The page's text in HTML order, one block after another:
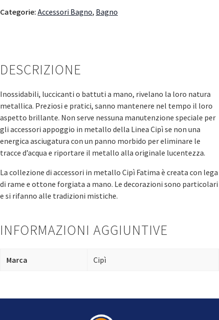
Categorie: Accessori Bagno, Bagno
DESCRIZIONE
Inossidabili, luccicanti o battuti a mano, rivelano la loro natura
metallica. Preziosi e pratici, sanno mantenere nel tempo il loro
aspetto brillante. Non serve nessuna manutenzione speciale per
gli accessori appoggio in metallo della Linea Cipì se non una
energica asciugatura con un panno morbido per eliminare le
tracce d’acqua e riportare il metallo alla originale lucentezza.
La collezione di accessori in metallo Cipì Fatima è creata con lega
di rame e ottone forgiata a mano. Le decorazioni sono particolari
e si rifanno alle tradizioni mistiche.
INFORMAZIONI AGGIUNTIVE
Marca Cipì